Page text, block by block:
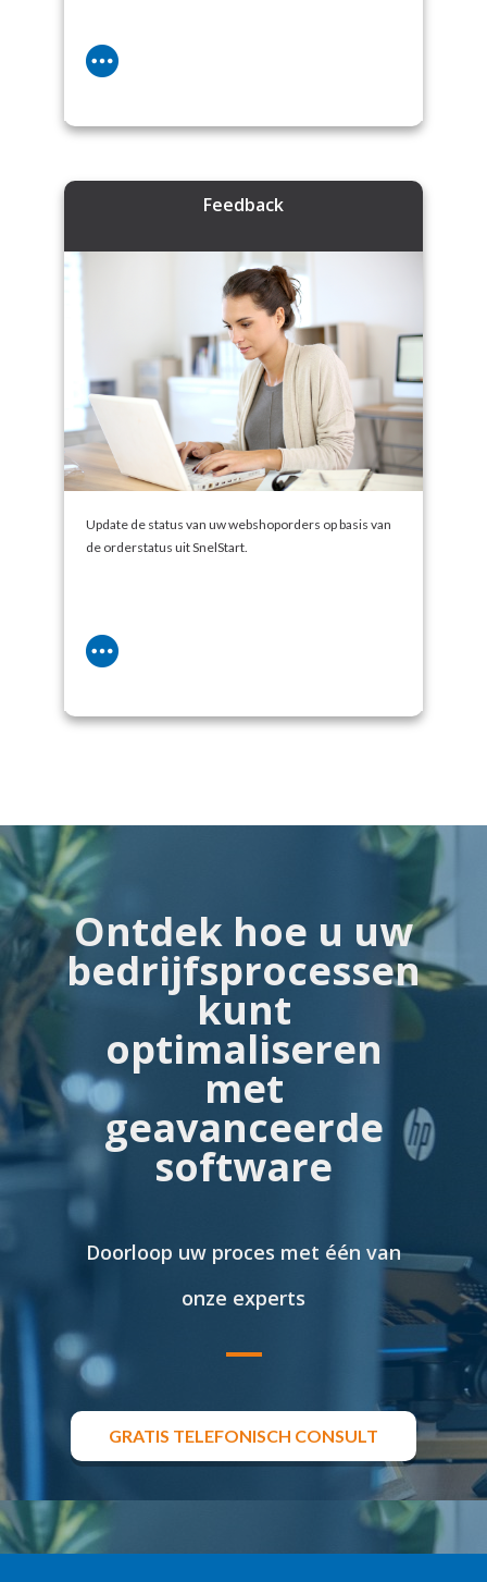
Feedback
Update de status van uw webshoporders op basis van
de orderstatus uit SnelStart.
Ontdek hoe u uw
bedrijfsprocessen
kunt
optimaliseren
met
geavanceerde
software
Doorloop uw proces met één van
onze experts
GRATIS TELEFONISCH CONSULT